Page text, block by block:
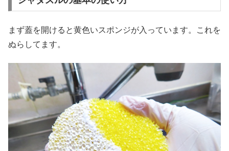
まず蓋を開けると黄色いスポンジが入っています。これを
ぬらしてます。